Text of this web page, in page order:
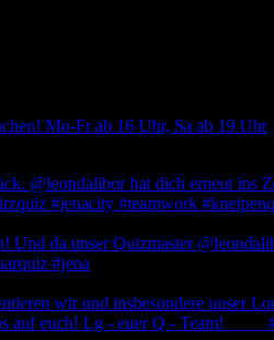
Mo-Fr ab 16 Uhr, Sa ab 19 Uhr